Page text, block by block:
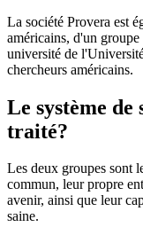
La société Provera est
américains, d'un
université de
chercheurs américains.
Le système de
traité?
Les deux groupes sont
commun, leur propre
avenir, ainsi que leur
saine.